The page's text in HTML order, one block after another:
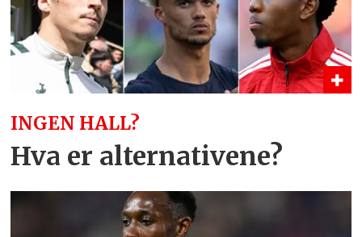
INGEN HALL?
Hva er alternativene?